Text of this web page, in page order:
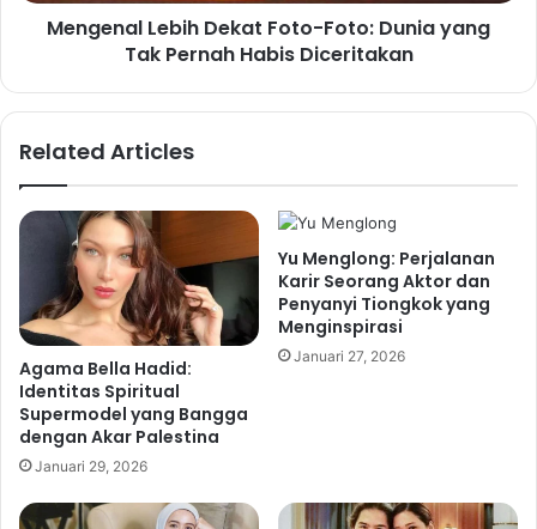
Mengenal Lebih Dekat Foto-Foto: Dunia yang
Tak Pernah Habis Diceritakan
Related Articles
Agama Bella Hadid:
Identitas Spiritual
Supermodel yang Bangga
dengan Akar Palestina
Januari 29, 2026
Yu Menglong: Perjalanan
Karir Seorang Aktor dan
Penyanyi Tiongkok yang
Menginspirasi
Januari 27, 2026